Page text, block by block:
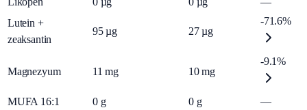
Lutein +
zeaksantin
95 µg 27 µg
-71.6%
Magnezyum 11 mg 10 mg
-9.1%
MUFA 16:1 0 g 0 g
—